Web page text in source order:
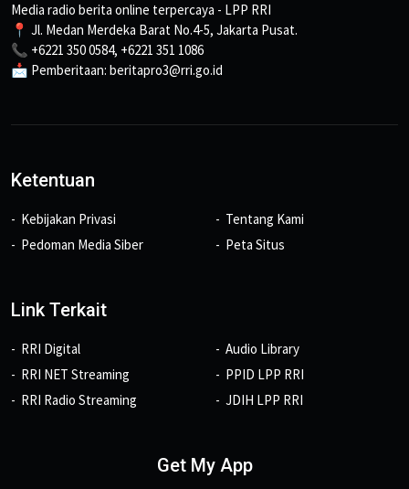
Media radio berita online terpercaya - LPP RRI
📍 Jl. Medan Merdeka Barat No.4-5, Jakarta Pusat.
📞 +6221 350 0584, +6221 351 1086
📩 Pemberitaan: beritapro3@rri.go.id
Ketentuan
Kebijakan Privasi
Pedoman Media Siber
Tentang Kami
Peta Situs
Link Terkait
RRI Digital
RRI NET Streaming
RRI Radio Streaming
Audio Library
PPID LPP RRI
JDIH LPP RRI
Get My App